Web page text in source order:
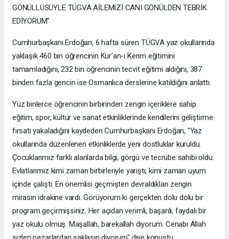
GÖNÜLLÜSÜYLE TÜGVA AİLEMİZİ CANI GÖNÜLDEN TEBRİK
EDİYORUM"
Cumhurbaşkanı Erdoğan, 6 hafta süren TÜGVA yaz okullarında
yaklaşık 460 bin öğrencinin Kur'an-ı Kerim eğitimini
tamamladığını, 232 bin öğrencinin tecvit eğitimi aldığını, 387
binden fazla gencin ise Osmanlıca derslerine katıldığını anlattı.
Yüz binlerce öğrencinin birbirinden zengin içeriklere sahip
eğitim, spor, kültür ve sanat etkinliklerinde kendilerini geliştirme
fırsatı yakaladığını kaydeden Cumhurbaşkanı Erdoğan, "Yaz
okullarında düzenlenen etkinliklerde yeni dostluklar kuruldu.
Çocuklarımız farklı alanlarda bilgi, görgü ve tecrübe sahibi oldu.
Evlatlarımız kimi zaman birbirleriyle yarıştı, kimi zaman uyum
içinde çalıştı. En önemlisi geçmişten devraldıkları zengin
mirasın idrakine vardı. Görüyorum ki gerçekten dolu dolu bir
program geçirmişsiniz. Her açıdan verimli, başarılı, faydalı bir
yaz okulu olmuş. Maşallah, barekallah diyorum. Cenabı Allah